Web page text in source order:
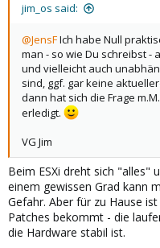
jim_os said:
@JensFIch habe Null
man - so wie Du schreibst -
und vielleicht auch
sind, ggf. gar keine
dann hat sich die Frage
erledigt.
VG Jim
Beim ESXi dreht sich "alles"
einem gewissen Grad kann
Gefahr. Aber für zu Hause
Patches bekommt - die
die Hardware stabil ist.